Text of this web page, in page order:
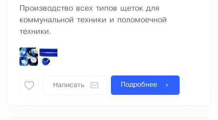
Производство всех типов щеток для
коммунальной техники и поломоечной
техники.
Написать Подробнее